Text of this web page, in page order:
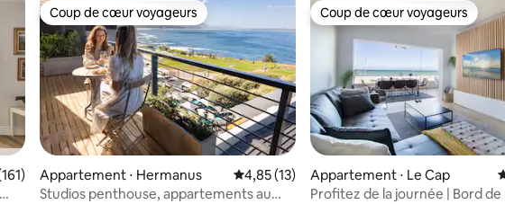
moyenne sur la base de 161 commentaires : 4,94 sur 5
Coup de cœur voyageurs
Coup de cœur voyageurs
Appartement ⋅ Hermanus Évaluation moyenne sur la base de 13
4,85 (13)
Studios penthouse, appartements au
Coup de cœur voyageurs
Coup de cœur voyageurs
Appartement ⋅ Le Cap
Profitez de la journée | Bord